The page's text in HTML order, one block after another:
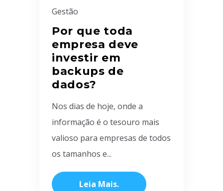
Gestão
Por que toda
empresa deve
investir em
backups de
dados?
Nos dias de hoje, onde a
informação é o tesouro mais
valioso para empresas de todos
os tamanhos e...
Leia Mais